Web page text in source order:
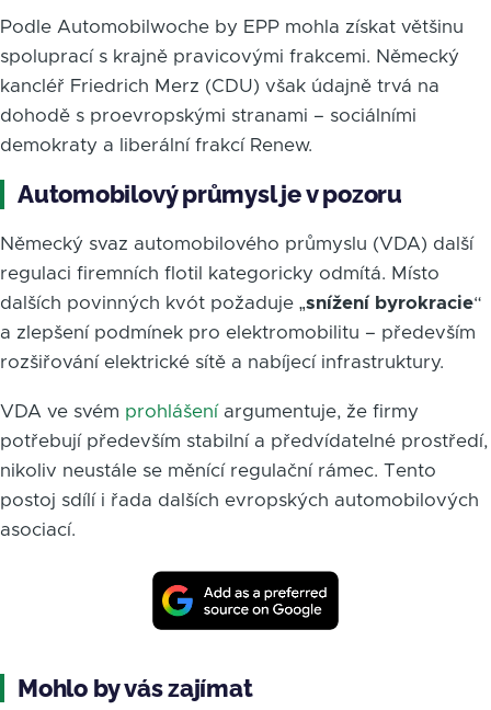
Podle Automobilwoche by EPP mohla získat většinu
spoluprací s krajně pravicovými frakcemi. Německý
kancléř Friedrich Merz (CDU) však údajně trvá na
dohodě s proevropskými stranami – sociálními
demokraty a liberální frakcí Renew.
Automobilový průmysl je v pozoru
Německý svaz automobilového průmyslu (VDA) další
regulaci firemních flotil kategoricky odmítá. Místo
dalších povinných kvót požaduje „snížení byrokracie“
a zlepšení podmínek pro elektromobilitu – především
rozšiřování elektrické sítě a nabíjecí infrastruktury.
VDA ve svém prohlášení argumentuje, že firmy
potřebují především stabilní a předvídatelné prostředí,
nikoliv neustále se měnící regulační rámec. Tento
postoj sdílí i řada dalších evropských automobilových
asociací.
Mohlo by vás zajímat